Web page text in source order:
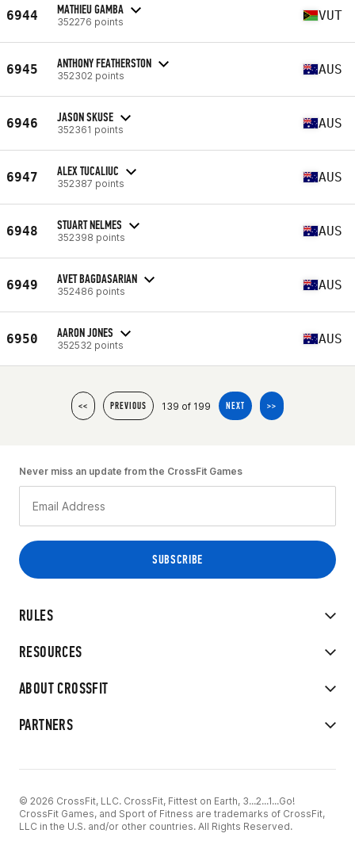
6944 MATHIEU GAMBA
352276 points VUT
6945 ANTHONY FEATHERSTON
352302 points AUS
6946 JASON SKUSE
352361 points AUS
6947 ALEX TUCALIUC
352387 points AUS
6948 STUART NELMES
352398 points AUS
6949 AVET BAGDASARIAN
352486 points AUS
6950 AARON JONES
352532 points AUS
<< PREVIOUS 139 of 199 NEXT >>
RULES
RESOURCES
ABOUT CROSSFIT
PARTNERS
Never miss an update from the CrossFit Games
© 2026 CrossFit, LLC. CrossFit, Fittest on Earth, 3...2...1...Go!
CrossFit Games, and Sport of Fitness are trademarks of CrossFit,
LLC in the U.S. and/or other countries. All Rights Reserved.